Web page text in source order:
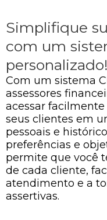
Simplifique
com um
personalizado!
Com um sistema
assessores
acessar
seus clientes em
pessoais e
preferências e
permite que você
de cada cliente,
atendimento e a
assertivas.